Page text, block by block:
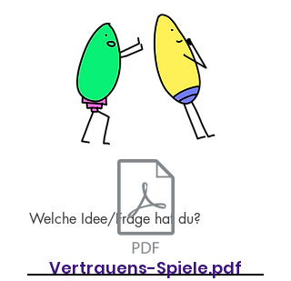
Welche Idee/Frage hat du?
Vertrauens-Spiele.pdf